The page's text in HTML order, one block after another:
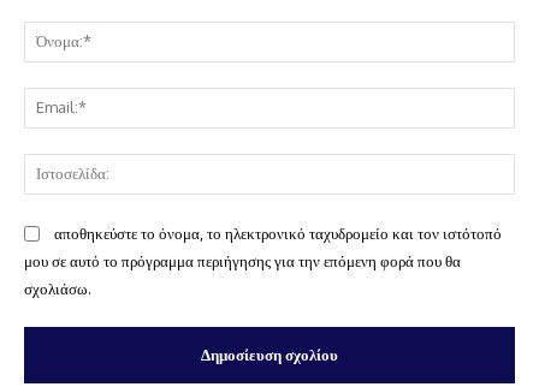
αποθηκεύστε το όνομα, το ηλεκτρονικό ταχυδρομείο και τον ιστότοπό
μου σε αυτό το πρόγραμμα περιήγησης για την επόμενη φορά που θα
σχολιάσω.